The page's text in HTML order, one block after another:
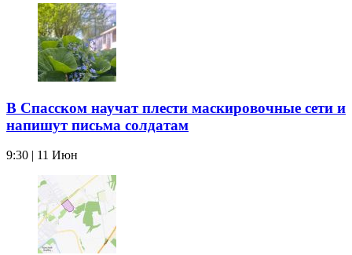
В Спасском научат плести маскировочные сети и
напишут письма солдатам
9:30 | 11 Июн